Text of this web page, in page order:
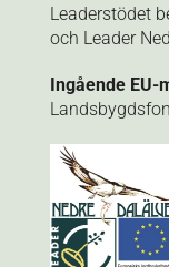
Leaderstödet
och Leader
Ingående EU-